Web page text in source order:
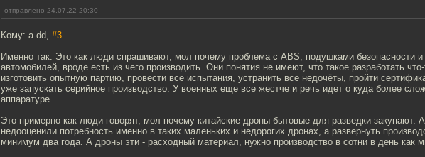
отправлено 24.07.22 20:30
Кому: a-dd, #3
Именно так. Это как люди спрашивают, мол почему проблема с ABS, подушками безопасности
автомобилей, вроде есть из чего производить. Они понятия не имеют, что такое разработать что-
изготовить опытную партию, провести все испытания, устранить все недочёты, пройти
уже запускать серийное производство. У военных еще все жестче и речь идет о куда более
аппаратуре.
Это примерно как люди говорят, мол почему китайские дроны бытовые для разведки закупают.
недооценили потребность именно в таких маленьких и недорогих дронах, а развернуть
минимум два года. А дроны эти - расходный материал, нужно производство в сотни в день как